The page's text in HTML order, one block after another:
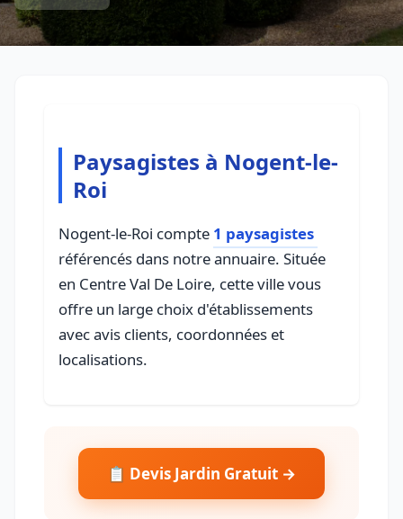
Paysagistes à Nogent-le-
Roi
Nogent-le-Roi compte 1 paysagistes
référencés dans notre annuaire. Située
en Centre Val De Loire, cette ville vous
offre un large choix d'établissements
avec avis clients, coordonnées et
localisations.
📋 Devis Jardin Gratuit →